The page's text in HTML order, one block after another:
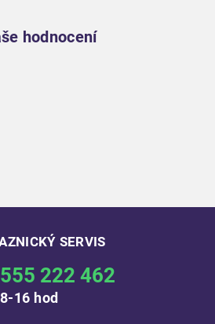
hodnocení
SERVIS
555 222 462
8-16 hod